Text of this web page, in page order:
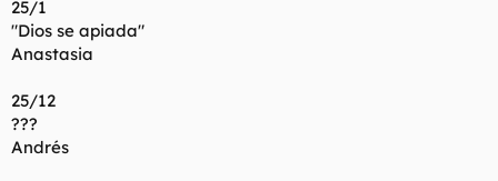
25/1
"Dios se apiada"
Anastasia
25/12
???
Andrés